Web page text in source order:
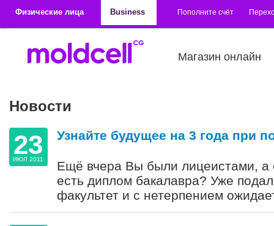
Физические лица
Business Пополните счёт
Магазин онлайн
Новости
23
ИЮЛ 2011
Узнайте будущее на 3 года при
Ещё вчера Вы были лицеистами, а
есть диплом бакалавра? Уже
факультет и с нетерпением